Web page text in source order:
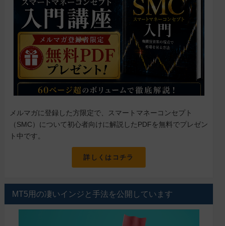
メルマガに登録した方限定で、スマートマネーコンセプト
（SMC）について初心者向けに解説したPDFを無料でプレゼン
ト中です。
詳しくはコチラ
MT5用の凄いインジと手法を公開しています